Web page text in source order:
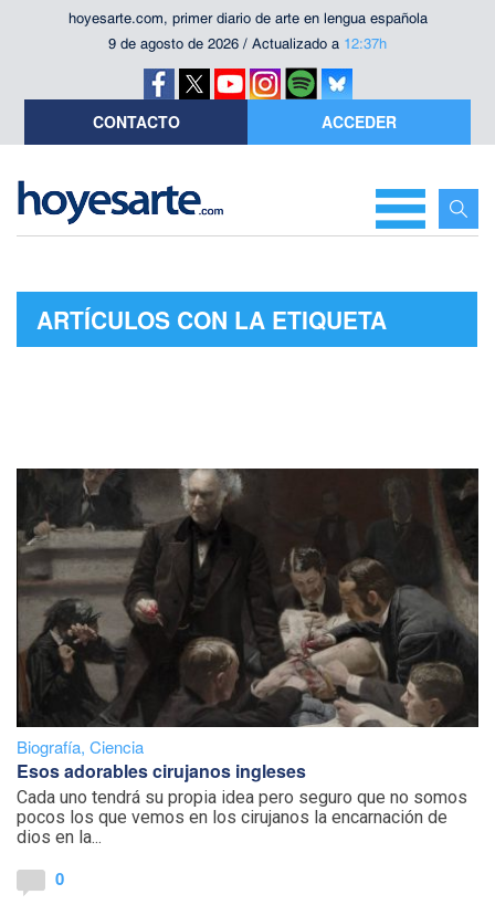
hoyesarte.com, primer diario de arte en lengua española
9 de agosto de 2026 / Actualizado a 12:37h
CONTACTO ACCEDER
ARTÍCULOS CON LA ETIQUETA
Biografía, Ciencia
Esos adorables cirujanos ingleses
Cada uno tendrá su propia idea pero seguro que no somos
pocos los que vemos en los cirujanos la encarnación de
dios en la...
0